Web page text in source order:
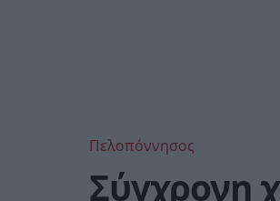
Πελοπόννησος
Σύγχρονη